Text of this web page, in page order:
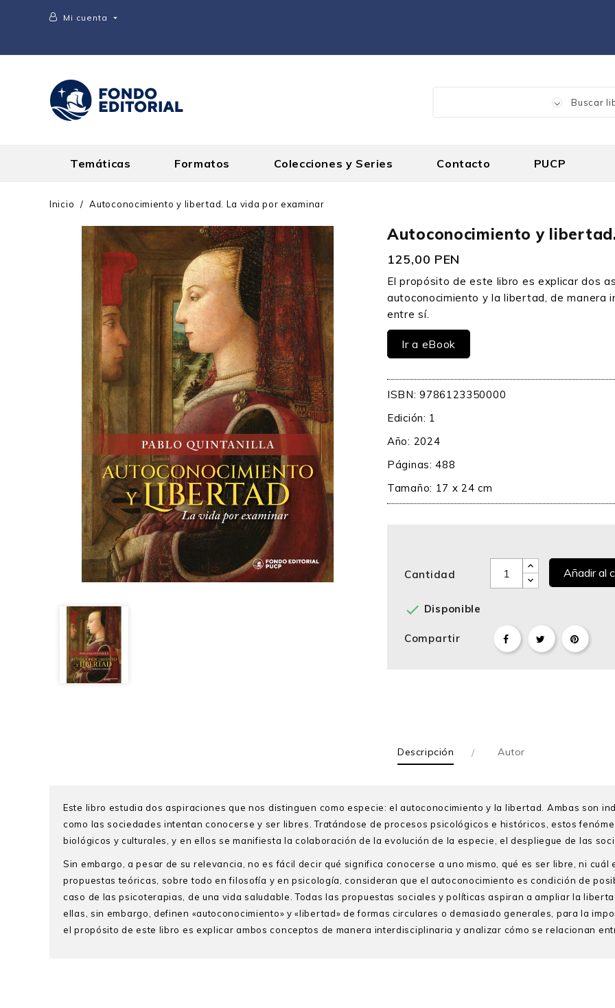
Mi cuenta 
Temáticas Formatos Colecciones y Series Contacto PUCP
Inicio Autoconocimiento y libertad. La vida por examinar
Autoconocimiento y
125,00 PEN
El propósito de este libro es explicar dos
autoconocimiento y la libertad, de manera
entre sí.
Ir a eBook
ISBN: 9786123350000
Edición: 1
Año: 2024
Páginas: 488
Tamaño: 17 x 24 cm
Cantidad Añadir al
 Disponible
Compartir
Descripción Autor
Este libro estudia dos aspiraciones que nos distinguen como especie: el autoconocimiento y la libertad. Ambas son
como las sociedades intentan conocerse y ser libres. Tratándose de procesos psicológicos e históricos, estos
biológicos y culturales, y en ellos se manifiesta la colaboración de la evolución de la especie, el despliegue de las
Sin embargo, a pesar de su relevancia, no es fácil decir qué significa conocerse a uno mismo, qué es ser libre, ni
propuestas teóricas, sobre todo en filosofía y en psicología, consideran que el autoconocimiento es condición de
caso de las psicoterapias, de una vida saludable. Todas las propuestas sociales y políticas aspiran a ampliar la
ellas, sin embargo, definen «autoconocimiento» y «libertad» de formas circulares o demasiado generales, para la
el propósito de este libro es explicar ambos conceptos de manera interdisciplinaria y analizar cómo se relacionan